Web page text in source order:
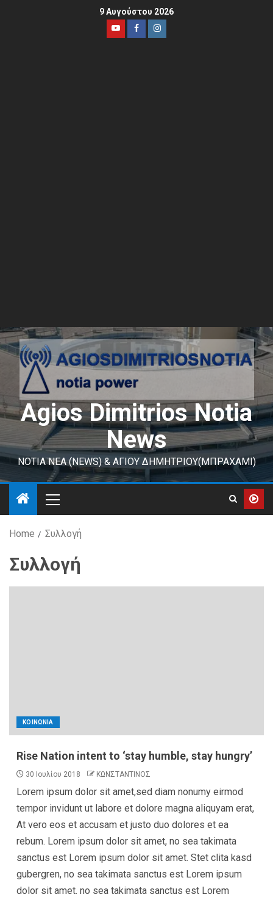
9 Αυγούστου 2026
Agios Dimitrios Notia
News
ΝΟΤΙΑ ΝΕΑ (NEWS) & ΑΓΙΟΥ ΔΗΜΗΤΡΙΟΥ(ΜΠΡΑΧΑΜΙ)
Home Συλλογή
Συλλογή
ΚΟΙΝΩΝΙΑ
Rise Nation intent to ‘stay humble, stay hungry’
30 Ιουλίου 2018 ΚΩΝΣΤΑΝΤΙΝΟΣ
Lorem ipsum dolor sit amet,sed diam nonumy eirmod
tempor invidunt ut labore et dolore magna aliquyam erat,
At vero eos et accusam et justo duo dolores et ea
rebum. Lorem ipsum dolor sit amet, no sea takimata
sanctus est Lorem ipsum dolor sit amet. Stet clita kasd
gubergren, no sea takimata sanctus est Lorem ipsum
dolor sit amet. no sea takimata sanctus est Lorem